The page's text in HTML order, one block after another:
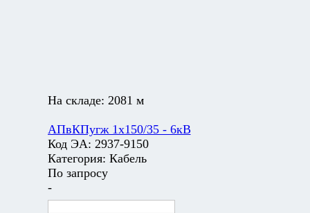
На складе: 2081 м
АПвКПугж 1х150/35 - 6кВ
Код ЭА: 2937-9150
Категория: Кабель
По запросу
-